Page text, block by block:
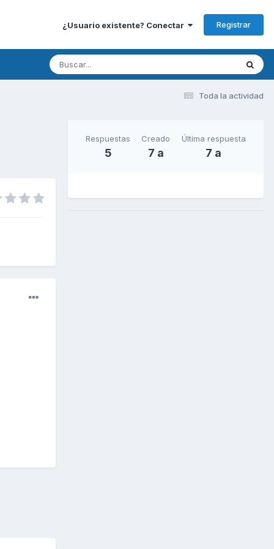
¿Usuario existente? Conectar Registrar
Toda la actividad
Respuestas
5
Creado
7 a
Última respuesta
7 a